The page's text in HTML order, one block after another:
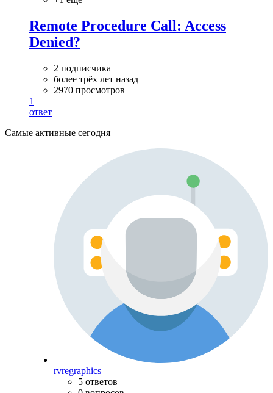
Remote Procedure Call: Access
Denied?
2 подписчика
более трёх лет назад
2970 просмотров
1
ответ
Самые активные сегодня
rvregraphics
5 ответов